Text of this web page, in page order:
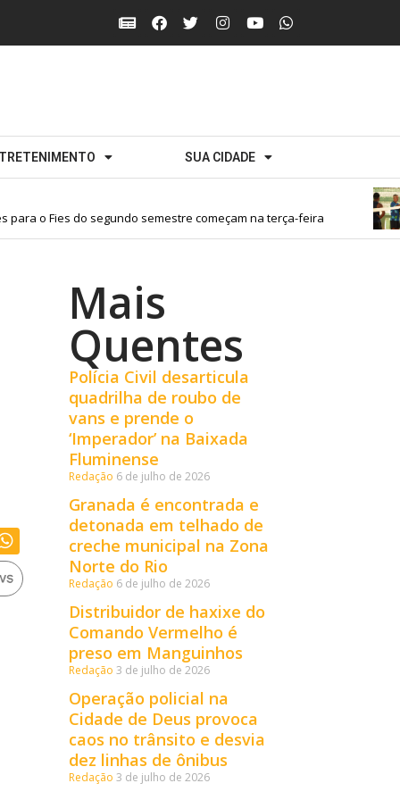
SUA CIDADE
o Fies do segundo semestre começam na terça-feira
Mais
Quentes
Polícia Civil desarticula
quadrilha de roubo de
vans e prende o
‘Imperador’ na Baixada
Fluminense
Redação 6 de julho de 2026
Granada é encontrada e
detonada em telhado de
creche municipal na Zona
Norte do Rio
Redação 6 de julho de 2026
Distribuidor de haxixe do
Comando Vermelho é
preso em Manguinhos
Redação 3 de julho de 2026
Operação policial na
Cidade de Deus provoca
caos no trânsito e desvia
dez linhas de ônibus
Redação 3 de julho de 2026